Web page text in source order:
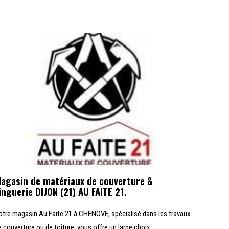
de matériaux de couverture &
DIJON (21) AU FAITE 21.
magasin Au Faite 21 à CHENOVE, spécialisé dans les travaux